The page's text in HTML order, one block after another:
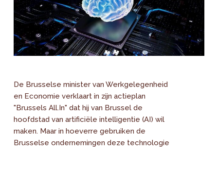
De Brusselse minister van Werkgelegenheid
en Economie verklaart in zijn actieplan
"Brussels All.In" dat hij van Brussel de
hoofdstad van artificiële intelligentie (AI) wil
maken. Maar in hoeverre gebruiken de
Brusselse ondernemingen deze technologie